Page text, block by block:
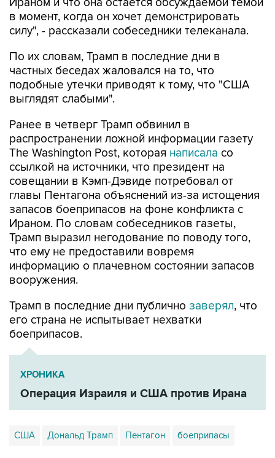
в момент, когда он хочет демонстрировать
силу", - рассказали собеседники телеканала.
По их словам, Трамп в последние дни в
частных беседах жаловался на то, что
подобные утечки приводят к тому, что "США
выглядят слабыми".
Ранее в четверг Трамп обвинил в
распространении ложной информации газету
The Washington Post, которая написала со
ссылкой на источники, что президент на
совещании в Кэмп-Дэвиде потребовал от
главы Пентагона объяснений из-за истощения
запасов боеприпасов на фоне конфликта с
Ираном. По словам собеседников газеты,
Трамп выразил негодование по поводу того,
что ему не предоставили вовремя
информацию о плачевном состоянии запасов
вооружения.
Трамп в последние дни публично заверял, что
его страна не испытывает нехватки
боеприпасов.
ХРОНИКА
Операция Израиля и США против Ирана
США Дональд Трамп Пентагон боеприпасы